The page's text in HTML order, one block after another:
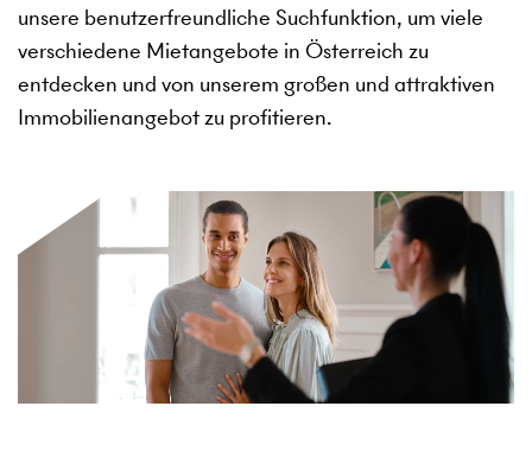
unsere benutzerfreundliche Suchfunktion, um viele
verschiedene Mietangebote in Österreich zu
entdecken und von unserem großen und attraktiven
Immobilienangebot zu profitieren.